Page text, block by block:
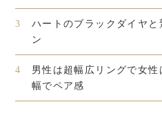
3
ハートのブラックダイヤ
ン
4
男性は超幅広リングで女
幅でペア感